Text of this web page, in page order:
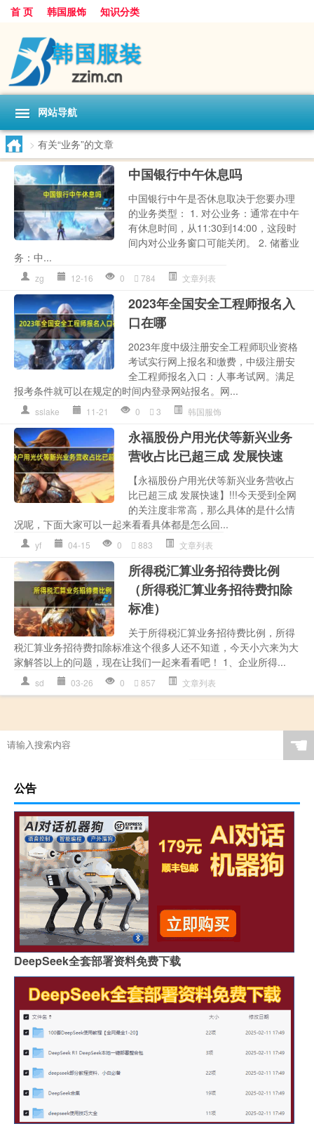
首 页 韩国服饰 知识分类
网站导航
> 有关“业务”的文章
中国银行中午休息吗
中国银行中午是否休息取决于您要办理
的业务类型： 1. 对公业务：通常在中午
有休息时间，从11:30到14:00，这段时
间内对公业务窗口可能关闭。 2. 储蓄业
务：中...
zg 12-16 0 784 文章列表
2023年全国安全工程师报名入
口在哪
2023年度中级注册安全工程师职业资格
考试实行网上报名和缴费，中级注册安
全工程师报名入口：人事考试网。满足
报考条件就可以在规定的时间内登录网站报名。网...
sslake 11-21 0 3 韩国服饰
永福股份户用光伏等新兴业务
营收占比已超三成 发展快速
【永福股份户用光伏等新兴业务营收占
比已超三成 发展快速】!!!今天受到全网
的关注度非常高，那么具体的是什么情
况呢，下面大家可以一起来看看具体都是怎么回...
yf 04-15 0 883 文章列表
所得税汇算业务招待费比例
（所得税汇算业务招待费扣除
标准）
关于所得税汇算业务招待费比例，所得
税汇算业务招待费扣除标准这个很多人还不知道，今天小六来为大
家解答以上的问题，现在让我们一起来看看吧！ 1、企业所得...
sd 03-26 0 857 文章列表
☚
公告
DeepSeek全套部署资料免费下载